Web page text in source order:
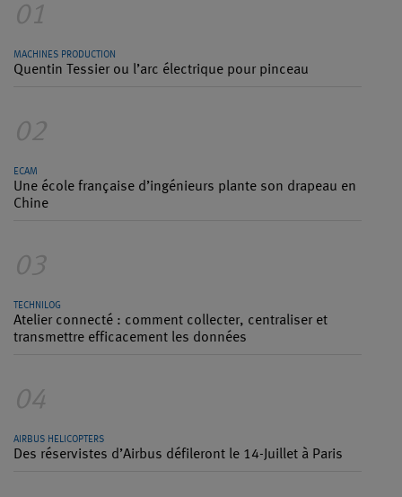
01
MACHINES PRODUCTION
Quentin Tessier ou l’arc électrique pour pinceau
02
ECAM
Une école française d’ingénieurs plante son drapeau en
Chine
03
TECHNILOG
Atelier connecté : comment collecter, centraliser et
transmettre efficacement les données
04
AIRBUS HELICOPTERS
Des réservistes d’Airbus défileront le 14-Juillet à Paris